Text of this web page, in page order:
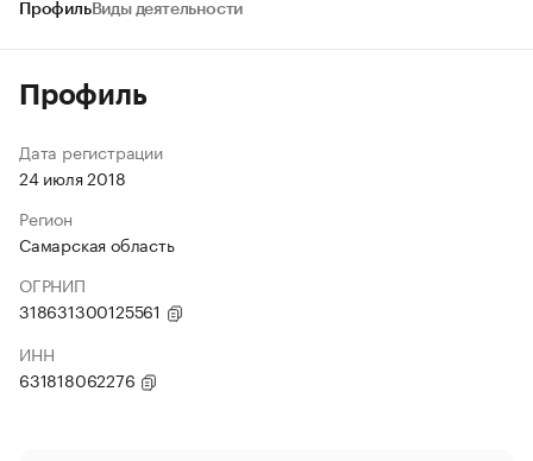
ПрофильВиды деятельности
Профиль
Дата регистрации
24 июля 2018
Регион
Самарская область
ОГРНИП
318631300125561
ИНН
631818062276